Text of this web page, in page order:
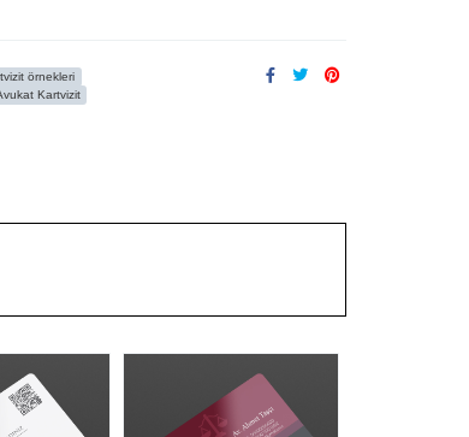
örnekleri
Kartvizit